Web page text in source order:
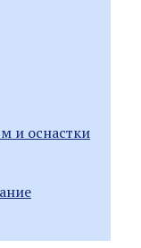
и оснастки